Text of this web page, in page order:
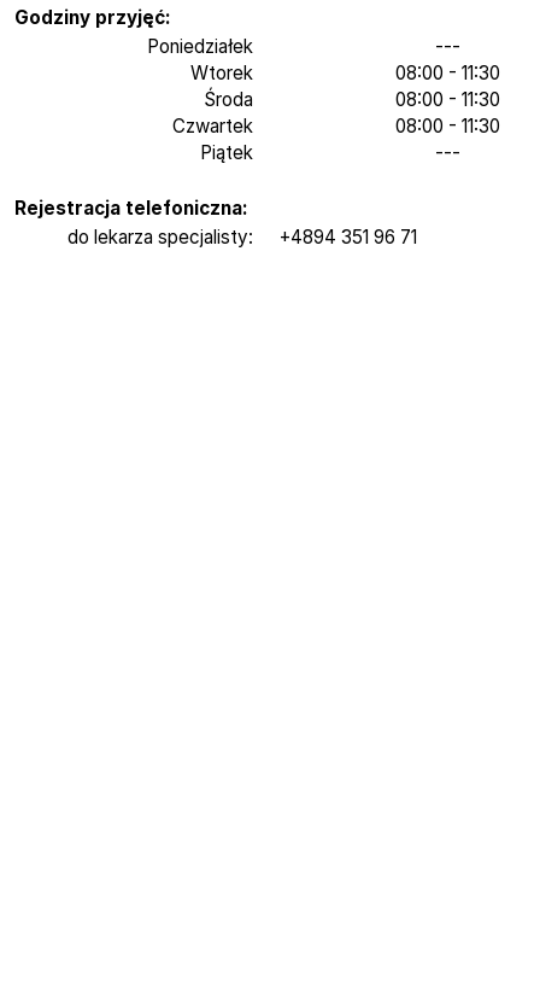
Godziny przyjęć:
Poniedziałek
Wtorek
Środa
Czwartek
Piątek
---
08:00 - 11:30
08:00 - 11:30
08:00 - 11:30
---
Rejestracja telefoniczna:
do lekarza specjalisty:
+4894 351 96 71